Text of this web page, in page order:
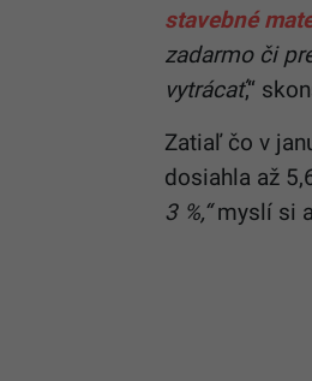
stavebné
zadarmo či
vytrácať,“
Zatiaľ čo v
dosiahla až
3 %,“myslí si